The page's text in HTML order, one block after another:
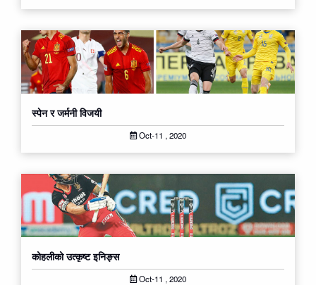
स्पेन र जर्मनी विजयी
Oct-11 , 2020
कोहलीको उत्कृष्ट इनिङ्स
Oct-11 , 2020